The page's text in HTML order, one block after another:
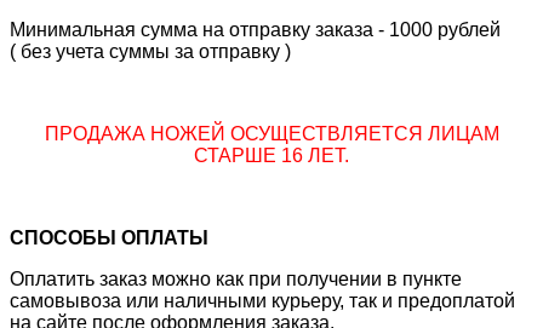
Минимальная сумма на отправку заказа - 1000 рублей
( без учета суммы за отправку )
ПРОДАЖА НОЖЕЙ ОСУЩЕСТВЛЯЕТСЯ ЛИЦАМ
СТАРШЕ 16 ЛЕТ.
СПОСОБЫ ОПЛАТЫ
Оплатить заказ можно как при получении в пункте
самовывоза или наличными курьеру, так и предоплатой
на сайте после оформления заказа.